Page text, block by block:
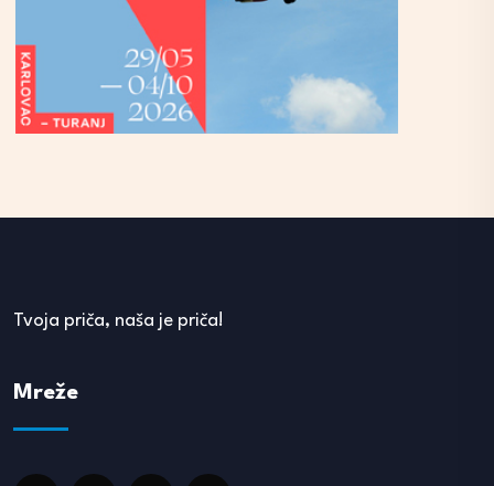
Tvoja priča, naša je priča!
Mreže